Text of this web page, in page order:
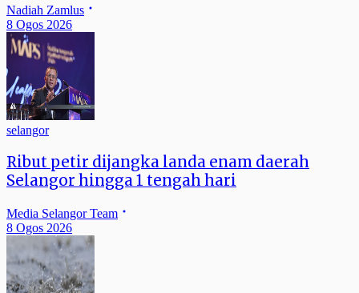
Nadiah Zamlus
8 Ogos 2026
selangor
Ribut petir dijangka landa enam daerah
Selangor hingga 1 tengah hari
Media Selangor Team
8 Ogos 2026